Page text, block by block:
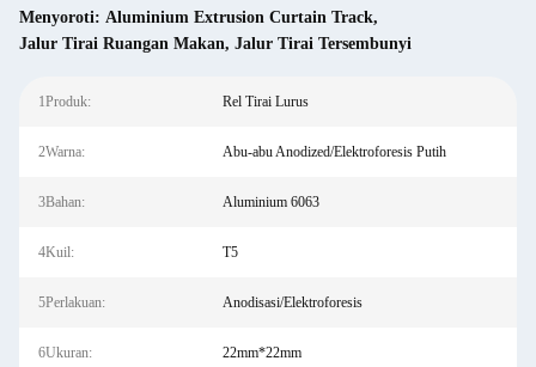
Menyoroti: Aluminium Extrusion Curtain Track,
Jalur Tirai Ruangan Makan, Jalur Tirai Tersembunyi
1Produk: Rel Tirai Lurus
2Warna: Abu-abu Anodized/Elektroforesis Putih
3Bahan: Aluminium 6063
4Kuil: T5
5Perlakuan: Anodisasi/Elektroforesis
6Ukuran: 22mm*22mm